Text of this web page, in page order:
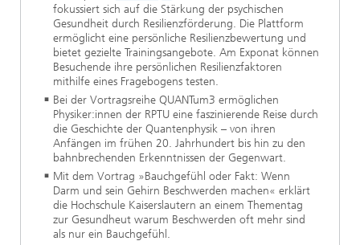
fokussiert sich auf die Stärkung der psychischen
Gesundheit durch Resilienzförderung. Die Plattform
ermöglicht eine persönliche Resilienzbewertung und
bietet gezielte Trainingsangebote. Am Exponat können
Besuchende ihre persönlichen Resilienzfaktoren
mithilfe eines Fragebogens testen.
Bei der Vortragsreihe QUANTum3 ermöglichen
Physiker:innen der RPTU eine faszinierende Reise durch
die Geschichte der Quantenphysik – von ihren
Anfängen im frühen 20. Jahrhundert bis hin zu den
bahnbrechenden Erkenntnissen der Gegenwart.
Mit dem Vortrag »Bauchgefühl oder Fakt: Wenn
Darm und sein Gehirn Beschwerden machen« erklärt
die Hochschule Kaiserslautern an einem Thementag
zur Gesundheut warum Beschwerden oft mehr sind
als nur ein Bauchgefühl.